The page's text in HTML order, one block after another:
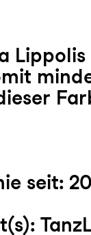
seit: